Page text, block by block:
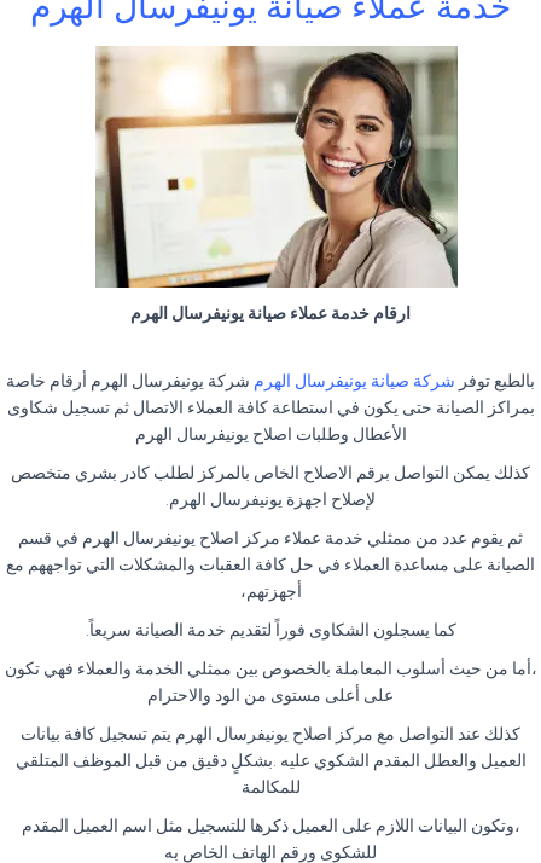
ارقام خدمة عملاء صيانة يونيفرسال الهرم
بالطبع توفر شركة صيانة يونيفرسال الهرم شركة يونيفرسال الهرم أرقام خاصة
بمراكز الصيانة حتى يكون في استطاعة كافة العملاء الاتصال ثم تسجيل شكاوى
الأعطال وطلبات اصلاح يونيفرسال الهرم
كذلك يمكن التواصل برقم الاصلاح الخاص بالمركز لطلب كادر بشري متخصص
لإصلاح اجهزة يونيفرسال الهرم.
ثم يقوم عدد من ممثلي خدمة عملاء مركز اصلاح يونيفرسال الهرم في قسم
الصيانة على مساعدة العملاء في حل كافة العقبات والمشكلات التي تواجههم مع
أجهزتهم،
كما يسجلون الشكاوى فوراً لتقديم خدمة الصيانة سريعاً.
،أما من حيث أسلوب المعاملة بالخصوص بين ممثلي الخدمة والعملاء فهي تكون
على أعلى مستوى من الود والاحترام
كذلك عند التواصل مع مركز اصلاح يونيفرسال الهرم يتم تسجيل كافة بيانات
العميل والعطل المقدم الشكوي عليه .بشكلٍ دقيق من قبل الموظف المتلقي
للمكالمة
،وتكون البيانات اللازم على العميل ذكرها للتسجيل مثل اسم العميل المقدم
للشكوى ورقم الهاتف الخاص به